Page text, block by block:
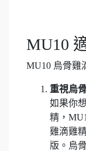
MU10
MU10 烏骨雞
重視烏
如果你
精，
雞滴雞
版。烏